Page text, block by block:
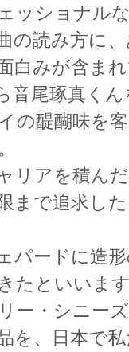
ッショナル
の読み方に
白みが含ま
音尾琢真く
の醍醐味を
リアを積ん
まで追求し
パードに造
たといいま
ー・シニー
を、日本で